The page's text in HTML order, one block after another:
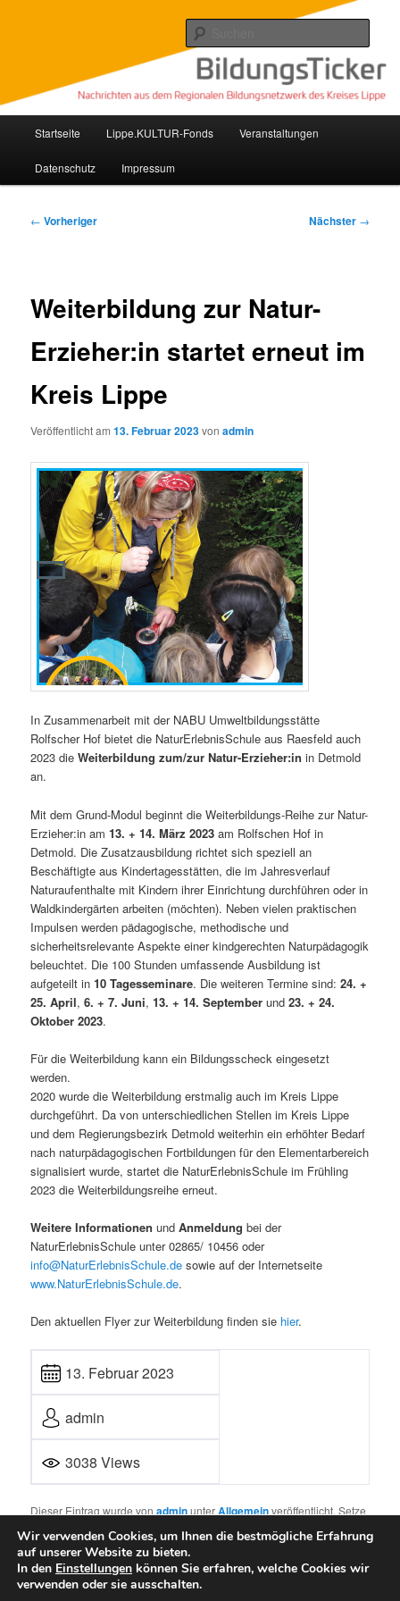
Lippe Bildungsticker
Nachrichten aus dem regionalen Bildungsnetzwerk des Kreises Lippe
Startseite Lippe.KULTUR-Fonds Veranstaltungen
Datenschutz Impressum
Beitragsnavigation
← Vorheriger Nächster →
Weiterbildung zur Natur-
Erzieher:in startet erneut im
Kreis Lippe
Veröffentlicht am13. Februar 2023vonadmin
In Zusammenarbeit mit der NABU Umweltbildungsstätte
Rolfscher Hof bietet die NaturErlebnisSchule aus Raesfeld auch
2023 dieWeiterbildung zum/zur Natur-Erzieher:in in Detmold
an.
Mit dem Grund-Modul beginnt die Weiterbildungs-Reihe zur Natur-
Erzieher:in am13. + 14. März 2023 am Rolfschen Hof in
Detmold. Die Zusatzausbildung richtet sich speziell an
Beschäftigte aus Kindertagesstätten, die im Jahresverlauf
Naturaufenthalte mit Kindern ihrer Einrichtung durchführen oder in
Waldkindergärten arbeiten (möchten). Neben vielen praktischen
Impulsen werden pädagogische, methodische und
sicherheitsrelevante Aspekte einer kindgerechten Naturpädagogik
beleuchtet. Die 100 Stunden umfassende Ausbildung ist
aufgeteilt in10 Tagesseminare. Die weiteren Termine sind:24. +
25. April,6. + 7. Juni,13. + 14. September und23. + 24.
Oktober 2023.
Für die Weiterbildung kann ein Bildungsscheck eingesetzt
werden.
2020 wurde die Weiterbildung erstmalig auch im Kreis Lippe
durchgeführt. Da von unterschiedlichen Stellen im Kreis Lippe
und dem Regierungsbezirk Detmold weiterhin ein erhöhter Bedarf
nach naturpädagogischen Fortbildungen für den Elementarbereich
signalisiert wurde, startet die NaturErlebnisSchule im Frühling
2023 die Weiterbildungsreihe erneut.
Weitere Informationen undAnmeldung bei der
NaturErlebnisSchule unter 02865/ 10456 oder
info@NaturErlebnisSchule.de sowie auf der Internetseite
www.NaturErlebnisSchule.de.
Den aktuellen Flyer zur Weiterbildung finden sie hier.
13. Februar 2023
admin
3038 Views
Dieser Eintrag wurde vonadminunterAllgemeinveröffentlicht. Setze
Mit Stolz präsentiert von WordPress
Wir verwenden Cookies, um Ihnen die bestmögliche Erfahrung
auf unserer Website zu bieten.
In den Einstellungen können Sie erfahren, welche Cookies wir
verwenden oder sie ausschalten.